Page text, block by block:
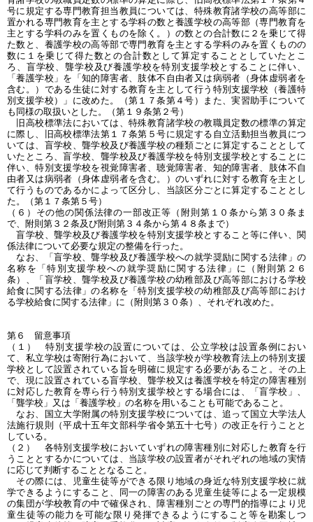
号に規定する専門教育担当教員については、特殊教育諸学校の高等部に
置かれる専門教育を主とする学科の数と養護学校の高等部（専門教育を
主とする学科のみを置くものを除く。）の数との合計数に２を乗じて得
た数と、養護学校の高等部で専門教育を主とする学科のみを置くものの
数に１を乗じて得た数との合計数として算定することとしていたとこ
ろ、盲学校、聾学校及び養護学校を特別支援学校とすることに伴い、
「養護学校」を「知的障害者、肢体不自由者又は病弱者（身体虚弱者を
含む。）である生徒に対する教育を主として行う特別支援学校（養護特
別支援学校）」に改めた。（第１７条第４号）また、実習助手について
も同様の取扱いとした。（第１９条第２号）
旧高校標準法においては、特殊教育諸学校の教職員定数の標準の算定
に際し、旧高校標準法第１７条第５号に規定する自立活動担当教員につ
いては、盲学校、聾学校及び養護学校の種類ごとに算定することとして
いたところ、盲学校、聾学校及び養護学校を特別支援学校とすることに
伴い、特別支援学校を視覚障害者、聴覚障害者、知的障害者、肢体不自
由者又は病弱者（身体虚弱者を含む。）のいずれに対する教育を主とし
て行うものであるかによって区分し、当該区分ごとに算定することとし
た。（第１７条第５号）
（６）その他の関係法律の一部改正等（附則第１０条から第３０条ま
で、附則第３２条及び附則第３４条から第４８条まで）
盲学校、聾学校及び養護学校を特別支援学校とすること等に伴い、関
係法律について必要な規定の整備を行った。
なお、「盲学校、聾学校及び養護学校への就学奨励に関する法律」の
名称を「特別支援学校への就学奨励に関する法律」に（附則第２６
条）、「盲学校、聾学校及び養護学校の幼稚部及び高等部における学校
給食に関する法律」の名称を「特別支援学校の幼稚部及び高等部におけ
る学校給食に関する法律」に（附則第３０条）、それぞれ改めた。
第６ 留意事項
（１） 特別支援学校の設置については、公立学校は設置条例におい
て、私立学校は寄附行為において、当該学校が学校教育法上の特別支援
学校として設置されている旨を明確に規定する必要があること。その上
で、現に設置されている盲学校、聾学校又は養護学校を特定の障害種別
に対応した教育を専ら行う特別支援学校とする場合には、「盲学校」、
「聾学校」又は「養護学校」の名称を用いることも可能であること。
なお、国立大学附属の特別支援学校については、追って国立大学法人
法施行規則（平成十五年文部科学省令第五十七号）の改正を行うことと
している。
（２） 各特別支援学校においていずれの障害種別に対応した教育を行
うこととするかについては、当該学校の設置者がそれぞれの地域の実情
に応じて判断することとなること。
その際には、児童生徒等ができる限り地域の身近な特別支援学校に就
学できるようにすること、同一の障害のある児童生徒等による一定規模
の集団が学校教育の中で確保され、障害種別ごとの専門的指導により児
童生徒等の能力を可能な限り発揮できるようにすること等を勘案しつ